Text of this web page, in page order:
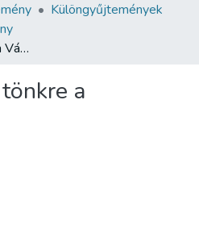
Különgyűjtemények
Hogyan tették tönkre a Várszinházat?
a